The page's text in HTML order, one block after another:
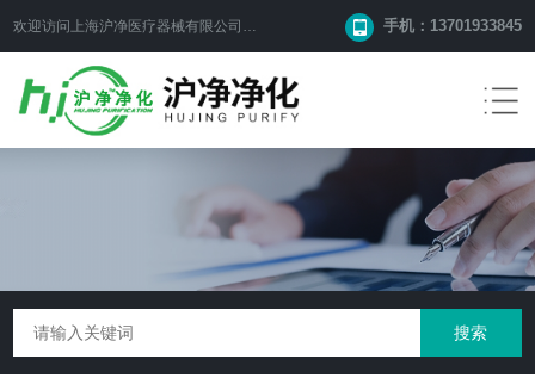
欢迎访问上海沪净医疗器械有限公司网站！ 手机：13701933845